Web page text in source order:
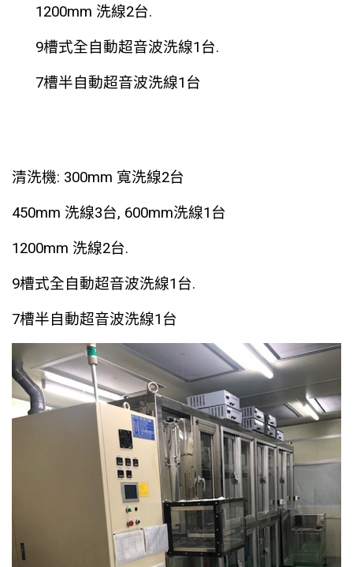
1200mm 洗線2台.
9槽式全自動超音波洗線1台.
7槽半自動超音波洗線1台
清洗機: 300mm 寬洗線2台
450mm 洗線3台, 600mm洗線1台
1200mm 洗線2台.
9槽式全自動超音波洗線1台.
7槽半自動超音波洗線1台